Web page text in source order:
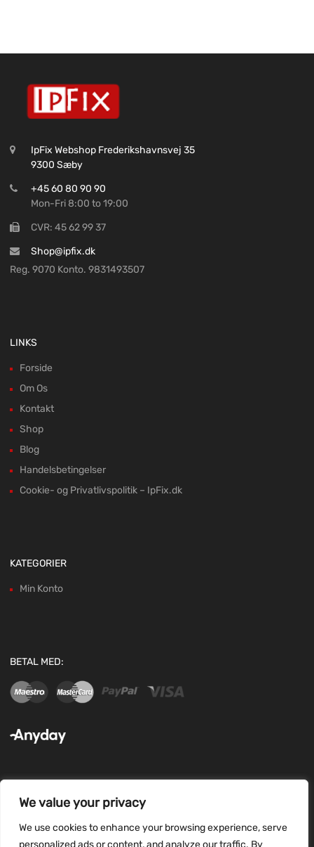
We value your privacy
We use cookies to enhance your browsing experience, serve
personalized ads or content, and analyze our traffic. By
IpFix Webshop Frederikshavnsvej 35
9300 Sæby
+45 60 80 90 90
Mon-Fri 8:00 to 19:00
CVR: 45 62 99 37
Shop@ipfix.dk
Reg. 9070 Konto. 9831493507
LINKS
Forside
Om Os
Kontakt
Shop
Blog
Handelsbetingelser
Cookie- og Privatlivspolitik – IpFix.dk
KATEGORIER
Min Konto
BETAL MED:
FØLG OS: